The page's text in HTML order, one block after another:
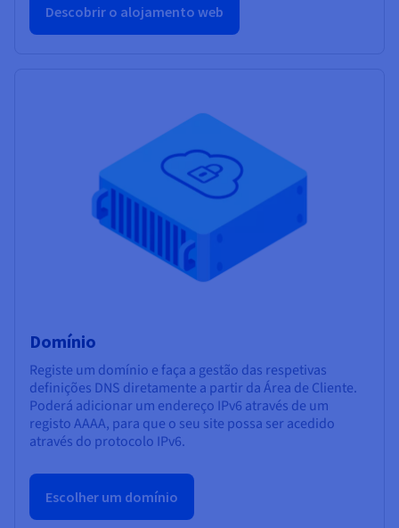
Descobrir o alojamento web
Domínio
Registe um domínio e faça a gestão das respetivas
definições DNS diretamente a partir da Área de Cliente.
Poderá adicionar um endereço IPv6 através de um
registo AAAA, para que o seu site possa ser acedido
através do protocolo IPv6.
Escolher um domínio